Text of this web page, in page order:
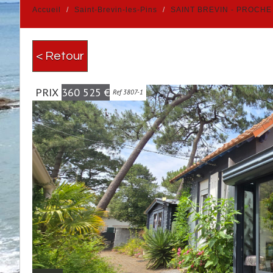
Accueil Saint-Brevin-les-Pins SAINT BREVIN -
< Retour
PRIX 360 525 € Ref 3807-1